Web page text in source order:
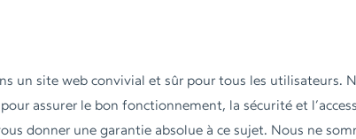
un site web convivial et sûr pour tous les utilisateurs.
assurer le bon fonctionnement, la sécurité et
donner une garantie absolue à ce sujet. Nous ne